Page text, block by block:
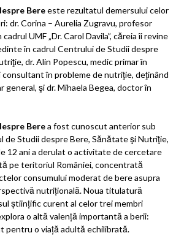
Bereeste rezultatul demersului celor
dr. Corina – Aurelia Zugravu, profesor
UMF „Dr. Carol Davila”, căreia îi revine
în cadrul Centrului de Studii despre
dr. Alin Popescu, medic primar în
în probleme de nutriţie, deţinând
general, şi dr. Mihaela Begea, doctor în
Berea fost cunoscut anterior sub
Studii despre Bere, Sănătate şi Nutriţie,
12 ani a derulat o activitate de cercetare
pe teritoriul României, concentrată
consumului moderat de bere asupra
nutrițională. Noua titulatură
științific curent al celor trei membri
o altă valență importantă a berii:
pentru o viață adultă echilibrată.